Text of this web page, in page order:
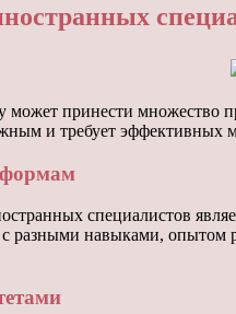
может принести множество
и требует эффективных
специалистов
разными навыками, опытом